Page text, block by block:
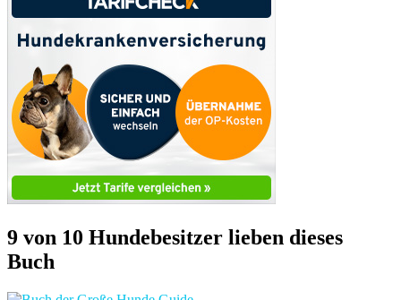
9 von 10 Hundebesitzer lieben dieses
Buch